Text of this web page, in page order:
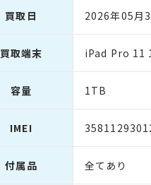
買取日 2026年05月
買取端末 iPad Pro 11
容量 1TB
IMEI
付属品 全てあり